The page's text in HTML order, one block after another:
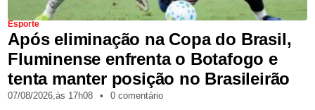
Esporte
Após eliminação na Copa do Brasil,
Fluminense enfrenta o Botafogo e
tenta manter posição no Brasileirão
07/08/2026,às 17h08 • 0 comentário